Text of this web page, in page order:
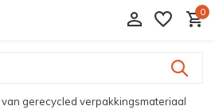
0
gerecycled verpakkingsmateriaal